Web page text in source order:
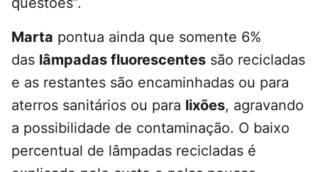
Marta pontua ainda que somente 6%
das lâmpadas fluorescentes são recicladas
e as restantes são encaminhadas ou para
aterros sanitários ou para lixões, agravando
a possibilidade de contaminação. O baixo
percentual de lâmpadas recicladas é